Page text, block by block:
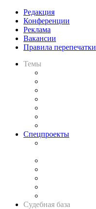
Редакция
Конференции
Реклама
Вакансии
Правила перепечатки
Темы
Спецпроекты
Судебная база